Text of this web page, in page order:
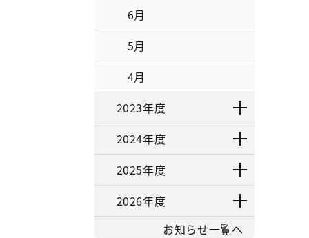
6月
5月
4月
2023年度
2024年度
2025年度
2026年度
お知らせ一覧へ